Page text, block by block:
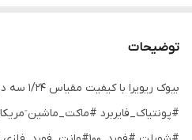
توضیحات
بیوک
#پونتیاک_فایربرد #ماکت_ماشین